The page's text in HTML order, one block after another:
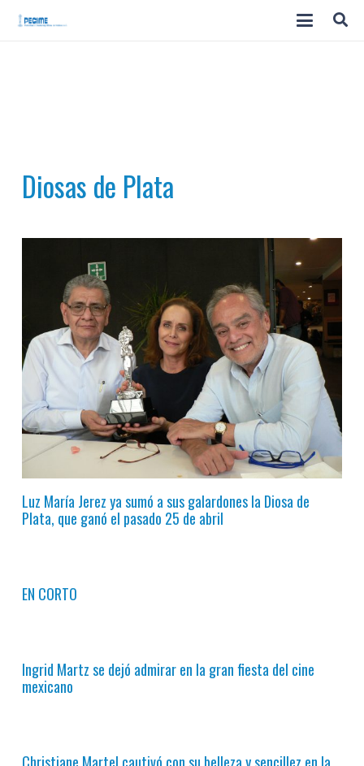
Diosas de Plata
Luz María Jerez ya sumó a sus galardones la Diosa de
Plata, que ganó el pasado 25 de abril
EN CORTO
Ingrid Martz se dejó admirar en la gran fiesta del cine
mexicano
Christiane Martel cautivó con su belleza y sencillez en la